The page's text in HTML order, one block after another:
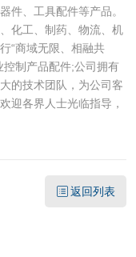
件、工具配件等产品。
化工、制药、物流、机
“商域无限、相融共
控制产品配件;公司拥有
的技术团队，为公司客
迎各界人士光临指导，
返回列表